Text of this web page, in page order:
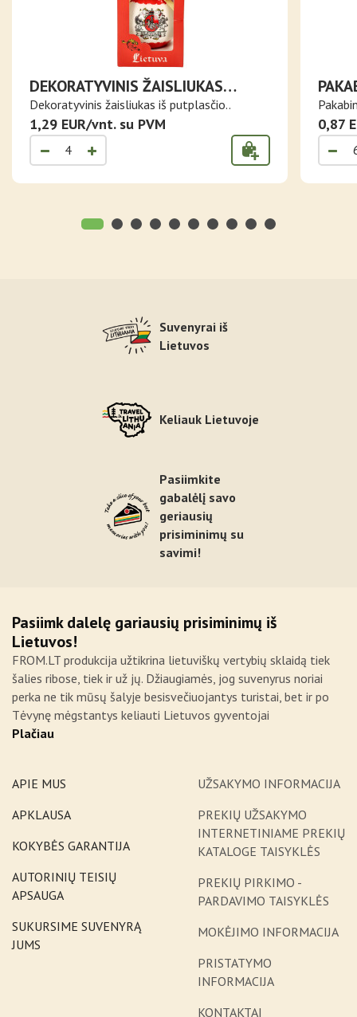
DEKORATYVINIS ŽAISLIUKAS
LIETUVA SU VYČIU BALTOS
SPALVOS
Dekoratyvinis žaisliukas iš putplasčio..
1,29 EUR/vnt. su PVM 0,87
Suvenyrai iš
Lietuvos
Keliauk Lietuvoje
Pasiimkite
gabalėlį savo
geriausių
prisiminimų su
savimi!
Pasiimk dalelę gariausių prisiminimų iš
Lietuvos!
FROM.LT produkcija užtikrina lietuviškų vertybių sklaidą tiek
šalies ribose, tiek ir už jų. Džiaugiamės, jog suvenyrus noriai
perka ne tik mūsų šalyje besisvečiuojantys turistai, bet ir po
Tėvynę mėgstantys keliauti Lietuvos gyventojai
Plačiau
APIE MUS
APKLAUSA
KOKYBĖS GARANTIJA
AUTORINIŲ TEISIŲ
APSAUGA
SUKURSIME SUVENYRĄ
JUMS
UŽSAKYMO INFORMACIJA
PREKIŲ UŽSAKYMO
INTERNETINIAME PREKIŲ
KATALOGE TAISYKLĖS
PREKIŲ PIRKIMO -
PARDAVIMO TAISYKLĖS
MOKĖJIMO INFORMACIJA
PRISTATYMO
INFORMACIJA
KONTAKTAI